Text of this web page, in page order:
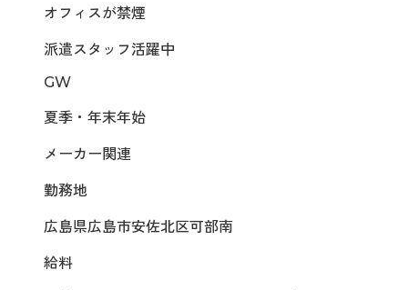
オフィスが禁煙
派遣スタッフ活躍中
GW
夏季・年末年始
メーカー関連
勤務地
広島県広島市安佐北区可部南
給料